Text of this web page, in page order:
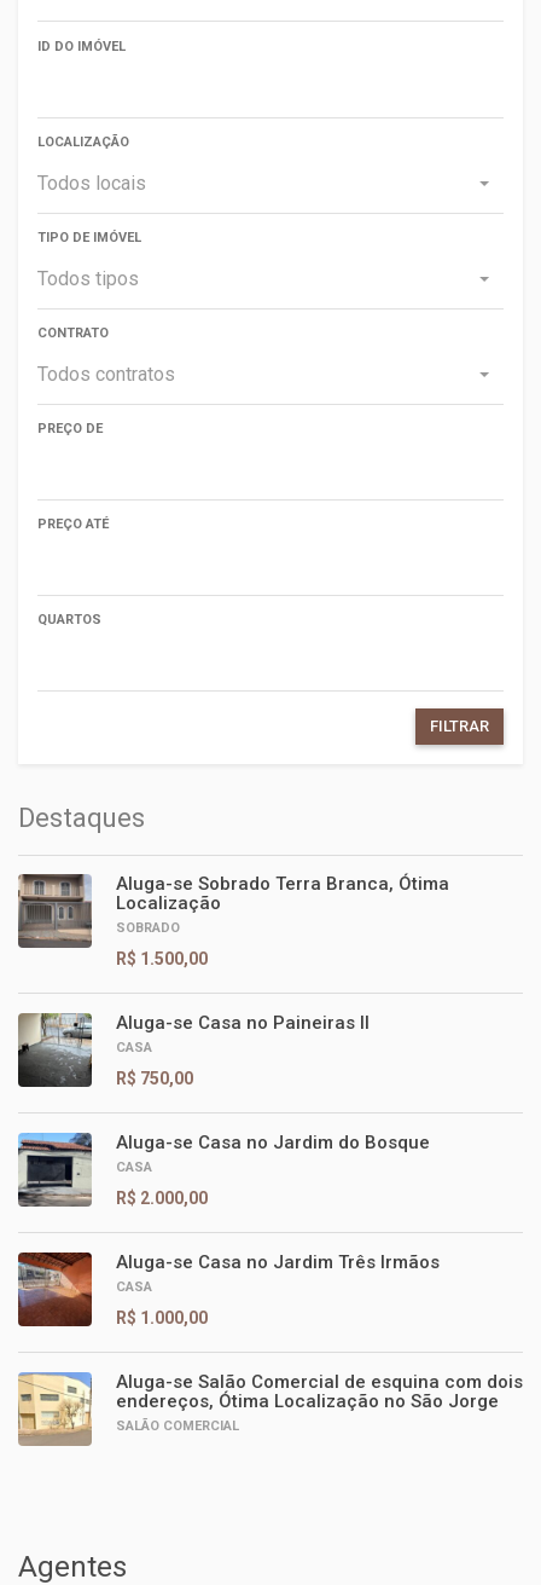
ID DO IMÓVEL
LOCALIZAÇÃO
Todos locais
TIPO DE IMÓVEL
Todos tipos
CONTRATO
Todos contratos
PREÇO DE
PREÇO ATÉ
QUARTOS
FILTRAR
Destaques
Aluga-se Sobrado Terra Branca, Ótima
Localização
SOBRADO
R$ 1.500,00
Aluga-se Casa no Paineiras II
CASA
R$ 750,00
Aluga-se Casa no Jardim do Bosque
CASA
R$ 2.000,00
Aluga-se Casa no Jardim Três Irmãos
CASA
R$ 1.000,00
Aluga-se Salão Comercial de esquina com dois
endereços, Ótima Localização no São Jorge
SALÃO COMERCIAL
Agentes